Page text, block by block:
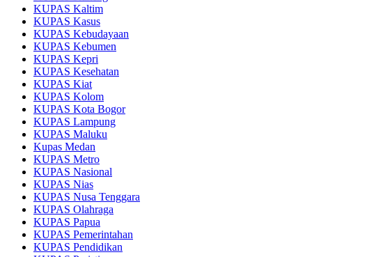
KUPAS Kaltim
KUPAS Kasus
KUPAS Kebudayaan
KUPAS Kebumen
KUPAS Kepri
KUPAS Kesehatan
KUPAS Kiat
KUPAS Kolom
KUPAS Kota Bogor
KUPAS Lampung
KUPAS Maluku
Kupas Medan
KUPAS Metro
KUPAS Nasional
KUPAS Nias
KUPAS Nusa Tenggara
KUPAS Olahraga
KUPAS Papua
KUPAS Pemerintahan
KUPAS Pendidikan